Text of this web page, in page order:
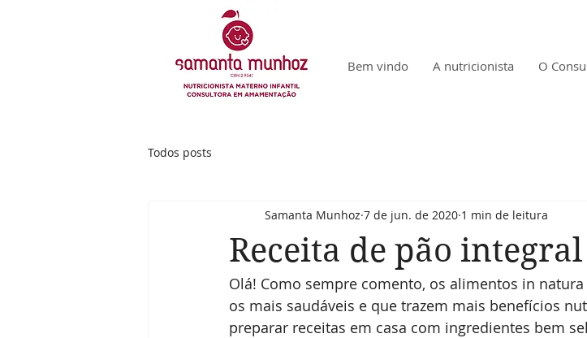
Bem vindo A nutricionista O
Todos posts
Receita de pão
Samanta Munhoz 7 de jun. de 2020 1 min de leitura
Olá! Como sempre comento, os alimentos in
os mais saudáveis e que trazem mais benefícios
preparar receitas em casa com ingredientes bem